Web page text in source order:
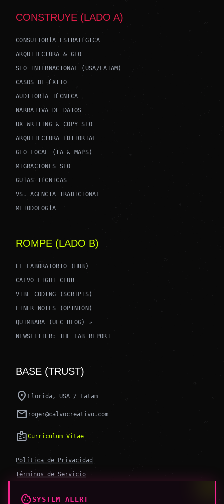
CONSTRUYE (LADO A)
CONSULTORÍA ESTRATÉGICA
ARQUITECTURA & GEO
SEO INTERNACIONAL (USA/LATAM)
CASOS DE ÉXITO
AUDITORÍA TÉCNICA
NARRATIVA DE DATOS
UX WRITING & COPY SEO
ARQUITECTURA EDITORIAL
GEO LOCAL (IA & MAPS)
MIGRACIONES SEO
GUÍAS TÉCNICAS
VS. AGENCIA TRADICIONAL
METODOLOGÍA
ROMPE (LADO B)
EL LABORATORIO (HUB)
CALVO FIGHT CLUB
VIBE CODING (SCRIPTS)
LINER NOTES (OPINIÓN)
QUIMBARA (UFC BLOG) ↗
NEWSLETTER: THE LAB REPORT
BASE (TRUST)
location_on Florida, USA / Latam
mail roger@calvocreativo.com
badgeCurriculum Vitae
Política de Privacidad
Términos de Servicio
cookieSYSTEM ALERT